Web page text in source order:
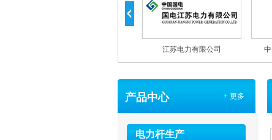
中国船舶工业集团公司
+ 更多
产品中心
电力杆生产